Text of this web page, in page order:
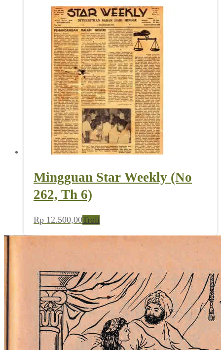
Mingguan Star Weekly (No
262, Th 6)
Rp 12.500,00Troli